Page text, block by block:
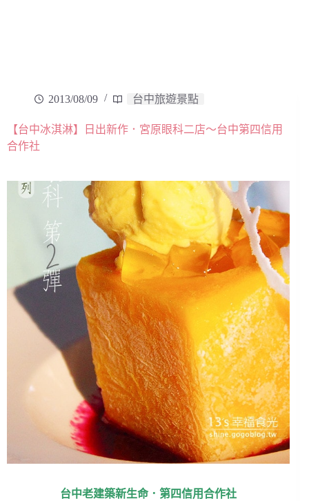
2013/08/09 台中旅遊景點
【台中冰淇淋】日出新作．宮原眼科二店～台中第四信用
合作社
台中老建築新生命．第四信用合作社